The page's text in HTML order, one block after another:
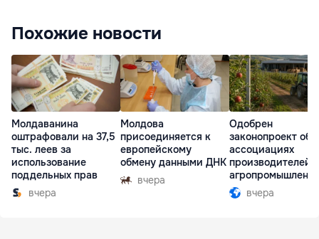
Похожие новости
Молдаванина
оштрафовали на 37,5
тыс. леев за
использование
поддельных прав
вчера
Молдова
присоединяется к
европейскому
обмену данными ДНК
вчера
Одобрен
законопроект об
ассоциациях
производителей в
комплексе
вчера